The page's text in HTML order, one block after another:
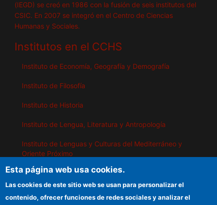
(IEGD) se creó en 1986 con la fusión de seis institutos del
CSIC. En 2007 se integró en el Centro de Ciencias
Humanas y Sociales.
Institutos en el CCHS
Instituto de Economía, Geografía y Demografía
Instituto de Filosofía
Instituto de Historia
Instituto de Lengua, Literatura y Antropología
Instituto de Lenguas y Culturas del Mediterráneo y
Oriente Próximo
Instituto de Políticas y Bienes Públicos
Esta página web usa cookies.
Las cookies de este sitio web se usan para personalizar el
contenido, ofrecer funciones de redes sociales y analizar el